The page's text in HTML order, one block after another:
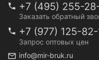
+7 (495) 255-
Заказать обратный
+7 (977) 125-82-
Запрос оптовых цен
info@mir-bruk.ru